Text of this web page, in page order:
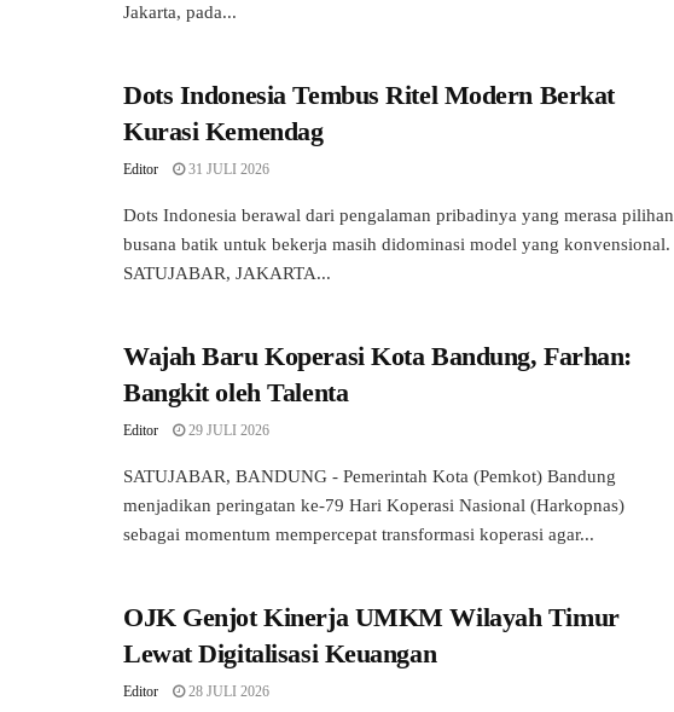
Jakarta, pada...
Dots Indonesia Tembus Ritel Modern Berkat
Kurasi Kemendag
Editor 31 JULI 2026
Dots Indonesia berawal dari pengalaman pribadinya yang merasa pilihan
busana batik untuk bekerja masih didominasi model yang konvensional.
SATUJABAR, JAKARTA...
Wajah Baru Koperasi Kota Bandung, Farhan:
Bangkit oleh Talenta
Editor 29 JULI 2026
SATUJABAR, BANDUNG - Pemerintah Kota (Pemkot) Bandung
menjadikan peringatan ke-79 Hari Koperasi Nasional (Harkopnas)
sebagai momentum mempercepat transformasi koperasi agar...
OJK Genjot Kinerja UMKM Wilayah Timur
Lewat Digitalisasi Keuangan
Editor 28 JULI 2026